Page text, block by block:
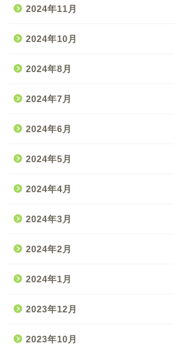
2024年11月
2024年10月
2024年8月
2024年7月
2024年6月
2024年5月
2024年4月
2024年3月
2024年2月
2024年1月
2023年12月
2023年10月